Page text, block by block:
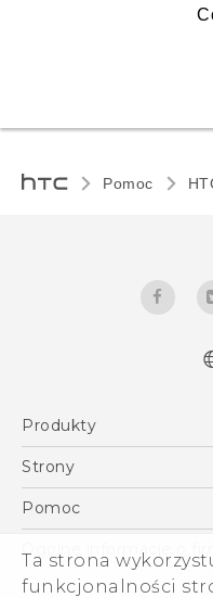
Ta strona
funkcjonalności
Pomoc
Polish - Wytyczne
Produkty
Smartfony
VIVE
Akcesoria
Strony
HTC Vive
Pomoc
Pomoc E-commerce
Ogólne informacje o
ESG